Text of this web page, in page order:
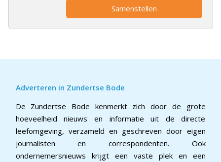
Samenstellen
Adverteren in Zundertse Bode
De Zundertse Bode kenmerkt zich door de grote
hoeveelheid nieuws en informatie uit de directe
leefomgeving, verzameld en geschreven door eigen
journalisten en correspondenten. Ook
ondernemersnieuws krijgt een vaste plek en een